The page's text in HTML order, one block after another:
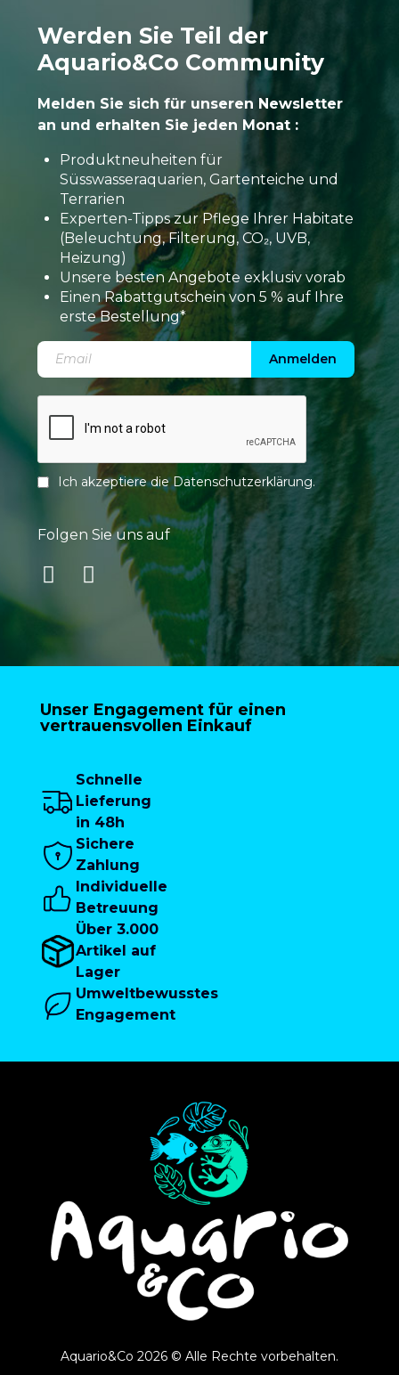
Werden Sie Teil der
Aquario&Co Community
Melden Sie sich für unseren Newsletter
an und erhalten Sie jeden Monat :
Produktneuheiten für
Süsswasseraquarien, Gartenteiche und
Terrarien
Experten-Tipps zur Pflege Ihrer Habitate
(Beleuchtung, Filterung, CO₂, UVB,
Heizung)
Unsere besten Angebote exklusiv vorab
Einen Rabattgutschein von 5 % auf Ihre
erste Bestellung*
Anmelden
Ich akzeptiere dieDatenschutzerklärung.
Folgen Sie uns auf
Unser Engagement für einen
vertrauensvollen Einkauf
Schnelle
Lieferung
in 48h
Sichere
Zahlung
Individuelle
Betreuung
Über 3.000
Artikel auf
Lager
Umweltbewusstes
Engagement
Aquario&Co 2026 © Alle Rechte vorbehalten.